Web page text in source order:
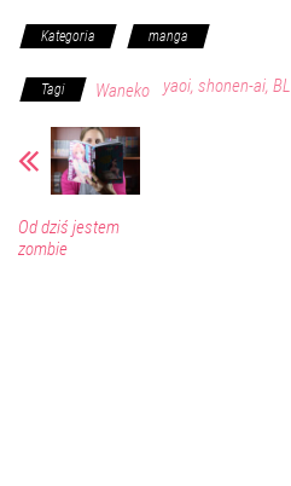
Kategoria manga
Tagi Waneko yaoi, shonen-ai, BL
Od dziś jestem
zombie